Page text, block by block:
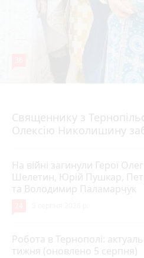
Священнику з
Олексію Николишину
На війні загинули Герої Олег
Шелетин, Юрій Пушкар,
та Володимир Паламарчук
Робота в Тернополі:
тижня (оновлено 5 серпня)